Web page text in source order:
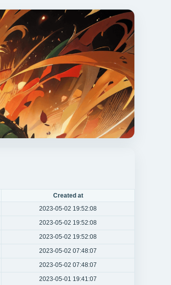
Created at
2023-05-02 19:52:08
2023-05-02 19:52:08
2023-05-02 19:52:08
2023-05-02 07:48:07
2023-05-02 07:48:07
2023-05-01 19:41:07